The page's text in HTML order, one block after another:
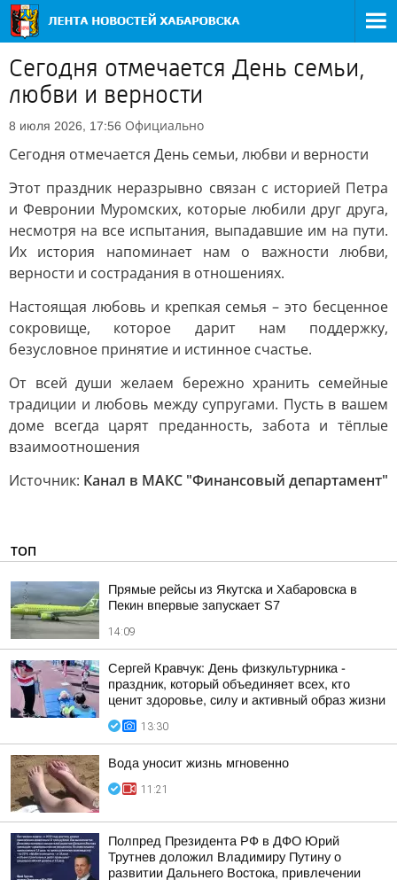
Сегодня отмечается День семьи,
любви и верности
8 июля 2026, 17:56 Официально
Сегодня отмечается День семьи, любви и верности
Этот праздник неразрывно связан с историей Петра
и Февронии Муромских, которые любили друг друга,
несмотря на все испытания, выпадавшие им на пути.
Их история напоминает нам о важности любви,
верности и сострадания в отношениях.
Настоящая любовь и крепкая семья – это бесценное
сокровище, которое дарит нам поддержку,
безусловное принятие и истинное счастье.
От всей души желаем бережно хранить семейные
традиции и любовь между супругами. Пусть в вашем
доме всегда царят преданность, забота и тёплые
взаимоотношения
Источник: Канал в МАКС "Финансовый департамент"
ТОП
Прямые рейсы из Якутска и Хабаровска в
Пекин впервые запускает S7
14:09
Сергей Кравчук: День физкультурника -
праздник, который объединяет всех, кто
ценит здоровье, силу и активный образ жизни
13:30
Вода уносит жизнь мгновенно
11:21
Полпред Президента РФ в ДФО Юрий
Трутнев доложил Владимиру Путину о
развитии Дальнего Востока, привлечении